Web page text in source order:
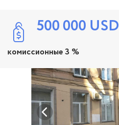
500 000 USD
комиссионные 3 %